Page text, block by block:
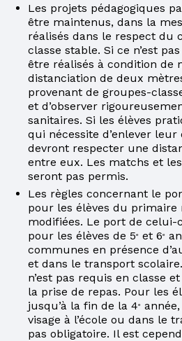
Les projets pédagogiques
être maintenus, dans la
réalisés dans le respect du
classe stable. Si ce n’est
être réalisés à condition de
distanciation de deux
provenant de groupes-
et d’observer
sanitaires. Si les élèves
qui nécessite d’enlever leur
devront respecter une
entre eux. Les matchs et
seront pas permis.
Les règles concernant le
pour les élèves du primaire
modifiées. Le port de celui-
pour les élèves de 5e et 6e
communes en présence
et dans le transport
n’est pas requis en classe
la prise de repas. Pour les
jusqu’à la fin de la 4e
visage à l’école ou dans le
pas obligatoire. Il est